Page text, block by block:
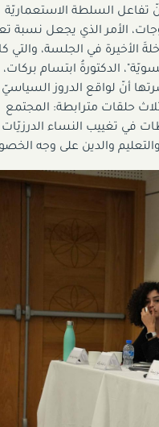
تفاعل السلطة الاستعماريّة
الأمر الذي يجعل نسبة
الأخيرة في الجلسة، والتي
الدكتورةُ ابتسام بركات،
أنّ لواقع الدروز
حلقات مترابطة: المجتمع
في تغييب النساء
والدين على وجه